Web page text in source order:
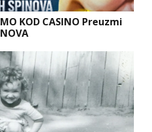
KOD CASINO Preuzmi